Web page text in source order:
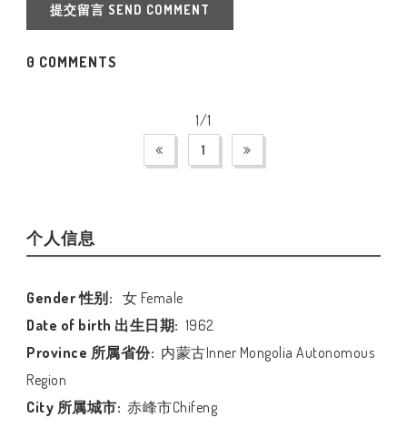
提交留言 SEND COMMENT
0 COMMENTS
1/1
1
个人信息
Gender 性别: 女 Female
Date of birth 出生日期: 1962
Province 所属省份: 内蒙古Inner Mongolia Autonomous
Region
City 所属城市: 赤峰市Chifeng